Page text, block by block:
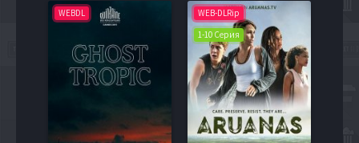
WEBDL
WEB-DLRip
1-10 Серия